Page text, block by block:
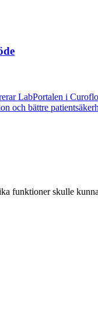
LabPortalen i
och bättre
funktioner skulle